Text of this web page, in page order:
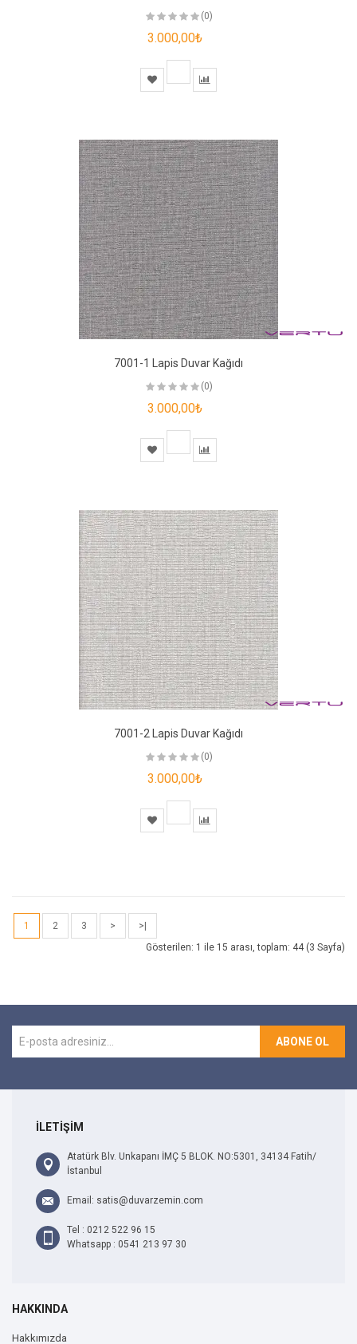
(0)
3.000,00₺
7001-1 Lapis Duvar Kağıdı
(0)
3.000,00₺
7001-2 Lapis Duvar Kağıdı
(0)
3.000,00₺
1 2 3 >
>|
Gösterilen: 1 ile 15 arası, toplam: 44 (3 Sayfa)
ABONE OL
İLETİŞİM
Atatürk Blv. Unkapanı İMÇ 5 BLOK. NO:5301, 34134 Fatih/
İstanbul
Email: satis@duvarzemin.com
Tel : 0212 522 96 15
Whatsapp : 0541 213 97 30
HAKKINDA
Hakkımızda